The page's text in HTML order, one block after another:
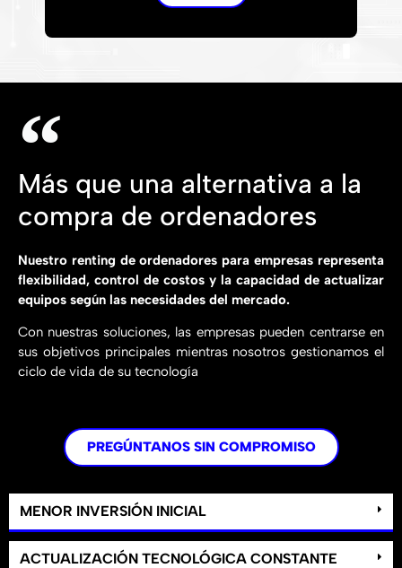
Más que una alternativa a la
compra de ordenadores
Nuestro renting de ordenadores para empresas representa
flexibilidad, control de costos y la capacidad de actualizar
equipos según las necesidades del mercado.
Con nuestras soluciones, las empresas pueden centrarse en
sus objetivos principales mientras nosotros gestionamos el
ciclo de vida de su tecnología
PREGÚNTANOS SIN COMPROMISO
MENOR INVERSIÓN INICIAL
ACTUALIZACIÓN TECNOLÓGICA CONSTANTE